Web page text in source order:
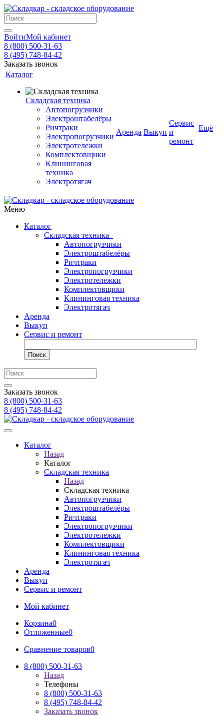
ВойтиМой кабинет
8 (800) 500-31-63
8 (495) 748-84-42
Заказать звонок
Каталог
Складская техника
Автопогрузчики
Электроштабелёры
Ричтраки
Электропогрузчики
Электротележки
Комплектовщики
Клининговая
техника
Электротягач
Аренда Выкуп
Сервис
и
ремонт
Ещё
Меню
Каталог
Складская техника
Автопогрузчики
Электроштабелёры
Ричтраки
Электропогрузчики
Электротележки
Комплектовщики
Клининговая техника
Электротягач
Аренда
Выкуп
Сервис и ремонт
Поиск
Заказать звонок
8 (800) 500-31-63
8 (495) 748-84-42
Каталог
Назад
Каталог
Складская техника
Назад
Складская техника
Автопогрузчики
Электроштабелёры
Ричтраки
Электропогрузчики
Электротележки
Комплектовщики
Клининговая техника
Электротягач
Аренда
Выкуп
Сервис и ремонт
Мой кабинет
Корзина0
Отложенные0
Сравнение товаров0
8 (800) 500-31-63
Назад
Телефоны
8 (800) 500-31-63
8 (495) 748-84-42
Заказать звонок